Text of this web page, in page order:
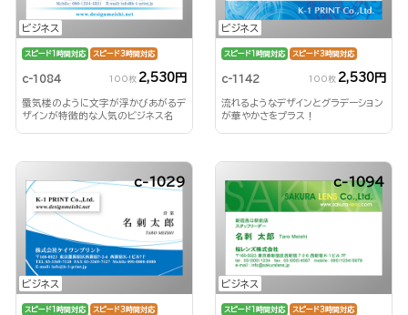
ビジネス
スピード1時間対応 スピード3時間対応
c-1084 100枚 2,530円
蜃気楼のように文字が浮かびあがるデ
ザインが特徴的な人気のビジネス名
ビジネス
スピード1時間対応 スピード3時間対応
c-1142 100枚 2,530円
流れるようなデザインとグラデーション
が華やかさをプラス！
ビジネス
c-1029
スピード1時間対応 スピード3時間対応
ビジネス
c-1094
スピード1時間対応 スピード3時間対応